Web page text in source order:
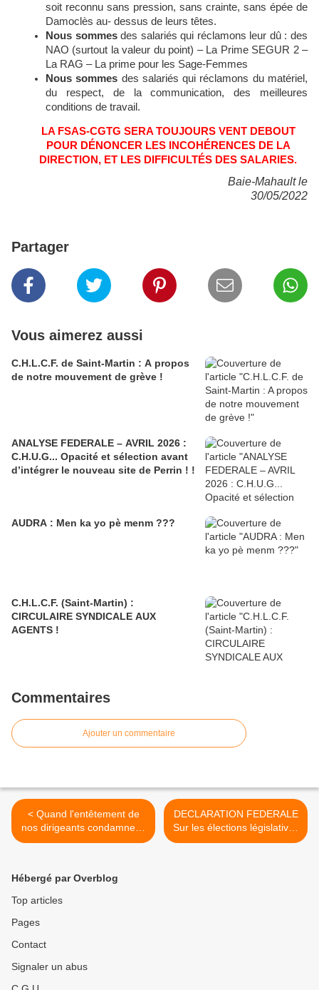
soit reconnu sans pression, sans crainte, sans épée de
Damoclès au- dessus de leurs têtes.
Nous sommesdes salariés qui réclamons leur dû : des
NAO (surtout la valeur du point) – La Prime SEGUR 2 –
La RAG – La prime pour les Sage-Femmes
Nous sommes des salariés qui réclamons du matériel,
du respect, de la communication, des meilleures
conditions de travail.
LA FSAS-CGTG SERA TOUJOURS VENT DEBOUT
POUR DÉNONCER LES INCOHÉRENCES DE LA
DIRECTION, ET LES DIFFICULTÉS DES SALARIES.
Baie-Mahault le
30/05/2022
Partager
Vous aimerez aussi
C.H.L.C.F. de Saint-Martin : A propos
de notre mouvement de grève !
ANALYSE FEDERALE – AVRIL 2026 :
C.H.U.G... Opacité et sélection avant
d’intégrer le nouveau site de Perrin ! !
AUDRA : Men ka yo pè menm ???
C.H.L.C.F. (Saint-Martin) :
CIRCULAIRE SYNDICALE AUX
AGENTS !
Commentaires
Ajouter un commentaire
< Quand l'entêtement de
nos dirigeants condamne le
C.H.U.G. et la Guadeloupe !
DECLARATION FEDERALE
Sur les élections législatives
2022 ! >
Hébergé par Overblog
Top articles
Pages
Contact
Signaler un abus